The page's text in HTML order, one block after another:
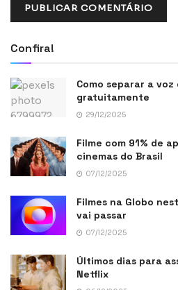
Confira!
Como separar a voz
gratuitamente
29/12/2025
Filme com 91% de
cinemas do Brasil
07/12/2025
Filmes na Globo
vai passar
07/12/2025
Últimos dias para
Netflix